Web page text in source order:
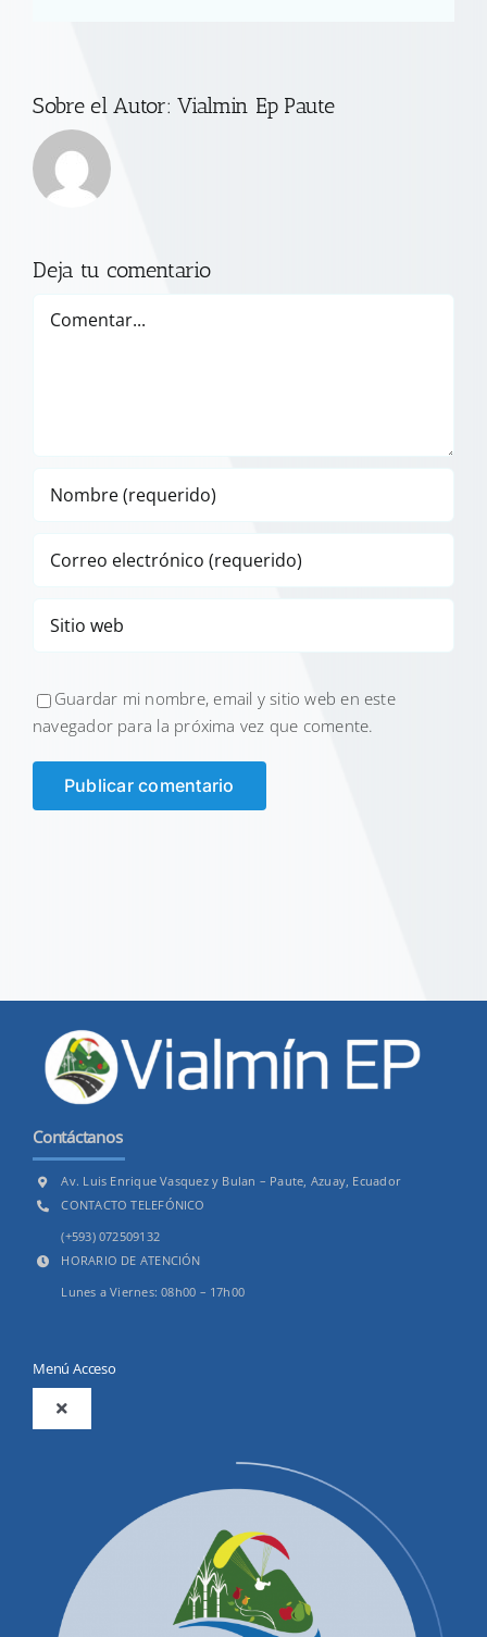
Sobre el Autor:Vialmin Ep Paute
Deja tu comentario
Guardar mi nombre, email y sitio web en este
navegador para la próxima vez que comente.
Contáctanos
Av. Luis Enrique Vasquez y Bulan – Paute, Azuay, Ecuador
CONTACTO TELEFÓNICO
(+593) 072509132
HORARIO DE ATENCIÓN
Lunes a Viernes: 08h00 – 17h00
Menú Acceso
Toggle
Productos y Servicios
Convocatorias Precalificación